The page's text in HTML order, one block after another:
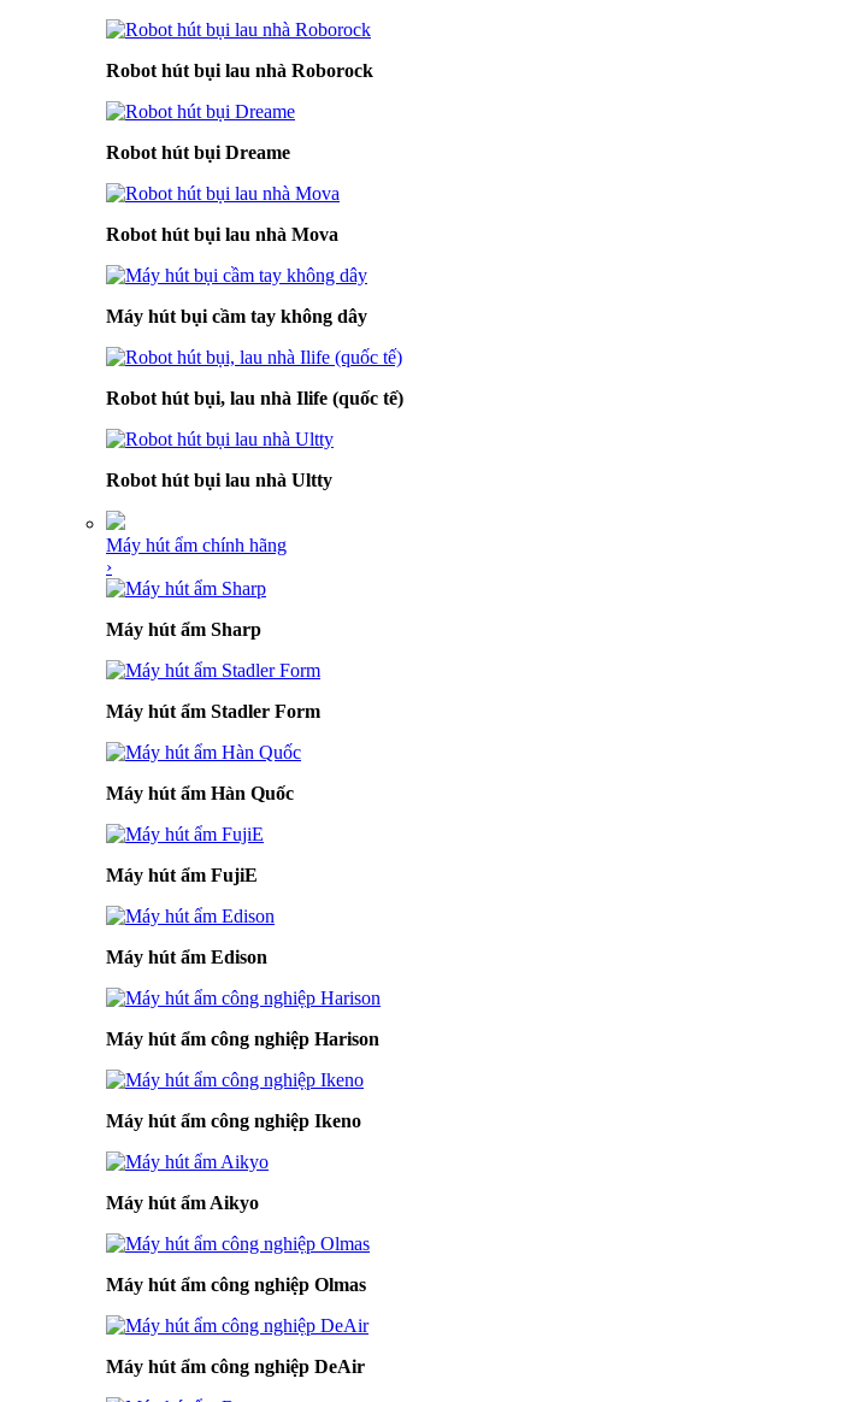
Robot hút bụi lau nhà Roborock
Robot hút bụi Dreame
Robot hút bụi lau nhà Mova
Máy hút bụi cầm tay không dây
Robot hút bụi, lau nhà Ilife (quốc tế)
Robot hút bụi lau nhà Ultty
Máy hút ẩm chính hãng
›
Máy hút ẩm Sharp
Máy hút ẩm Stadler Form
Máy hút ẩm Hàn Quốc
Máy hút ẩm FujiE
Máy hút ẩm Edison
Máy hút ẩm công nghiệp Harison
Máy hút ẩm công nghiệp Ikeno
Máy hút ẩm Aikyo
Máy hút ẩm công nghiệp Olmas
Máy hút ẩm công nghiệp DeAir